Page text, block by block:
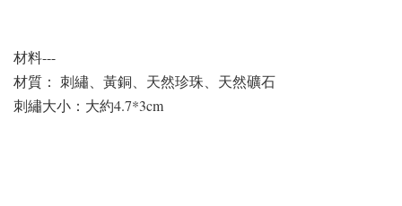
材料---
材質： 刺繡、黃銅、天然珍珠、天然礦石
刺繡大小：大約4.7*3cm